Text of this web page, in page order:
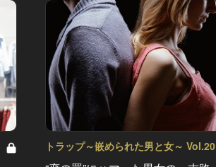
トラップ～嵌められた男と女～ Vol.20